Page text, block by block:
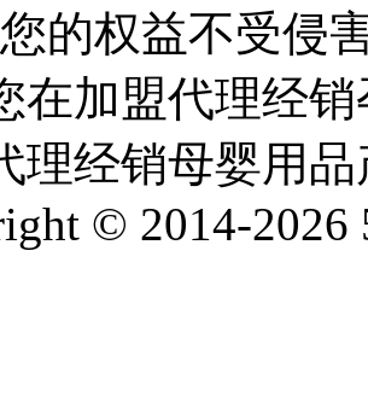
的权益不受侵
在加盟代理经
理经销母婴用
© 2014-2026